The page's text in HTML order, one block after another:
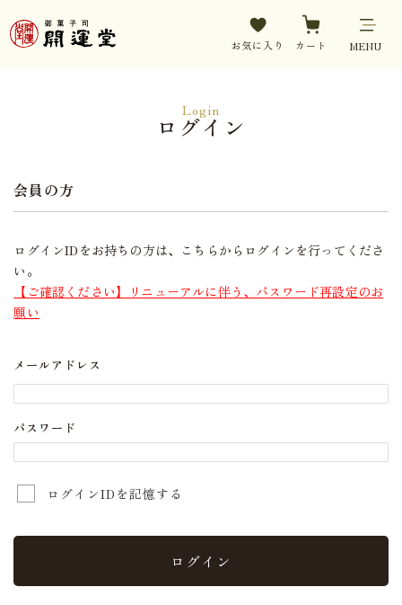
お気に入り カート MENU
Login
ログイン
会員の方
ログインIDをお持ちの方は、こちらからログインを行ってくださ
い。
【ご確認ください】リニューアルに伴う、パスワード再設定のお
願い
メールアドレス
パスワード
ログインIDを記憶する
ログイン